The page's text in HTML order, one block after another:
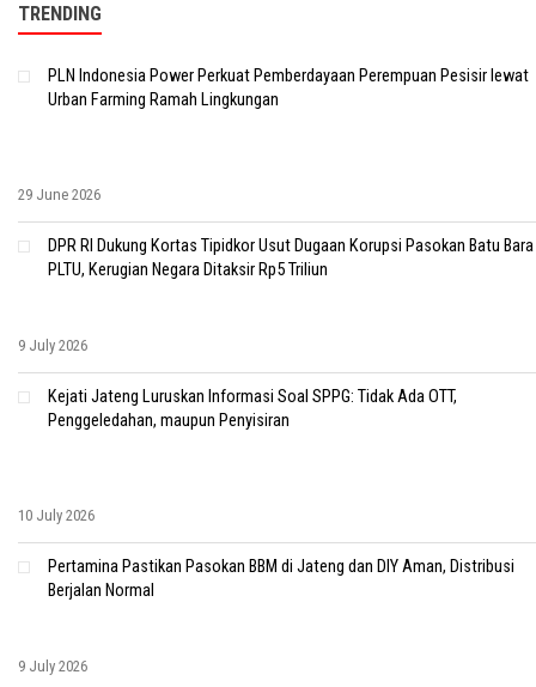
TRENDING
PLN Indonesia Power Perkuat Pemberdayaan Perempuan Pesisir lewat
Urban Farming Ramah Lingkungan
29 June 2026
DPR RI Dukung Kortas Tipidkor Usut Dugaan Korupsi Pasokan Batu Bara
PLTU, Kerugian Negara Ditaksir Rp5 Triliun
9 July 2026
Kejati Jateng Luruskan Informasi Soal SPPG: Tidak Ada OTT,
Penggeledahan, maupun Penyisiran
10 July 2026
Pertamina Pastikan Pasokan BBM di Jateng dan DIY Aman, Distribusi
Berjalan Normal
9 July 2026